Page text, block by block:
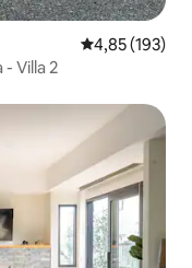
Calificación
4,85 (193)
Villa 2